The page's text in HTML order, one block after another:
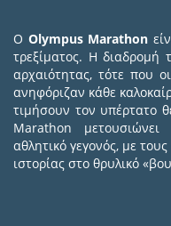
Ο Olympus Marathon
τρεξίματος. Η διαδρομή
αρχαιότητας, τότε που
ανηφόριζαν κάθε
τιμήσουν τον υπέρτατο
Marathon
αθλητικό γεγονός, με
ιστορίας στο θρυλικό